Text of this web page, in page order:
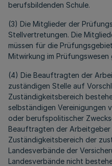
berufsbildenden Schule.
(3) Die Mitglieder der
Stellvertretungen. Die
müssen für die
Mitwirkung im Prüfungswesen
(4) Die Beauftragten der
zuständigen Stelle auf
Zuständigkeitsbereich
selbständigen Vereinigungen
oder berufspolitischer
Beauftragten der Arbeitgeber
Zuständigkeitsbereich der
Landesverbände der
Landesverbände nicht